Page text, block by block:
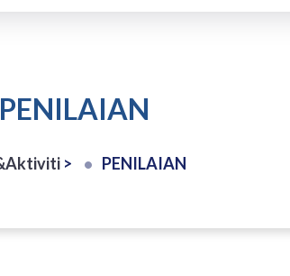
> PENILAIAN